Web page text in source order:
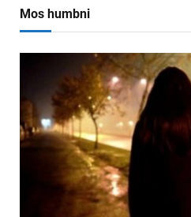
Mos humbni